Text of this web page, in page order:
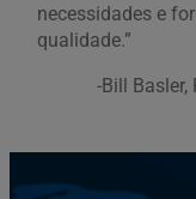
necessidades e
qualidade.”
-Bill Basler,